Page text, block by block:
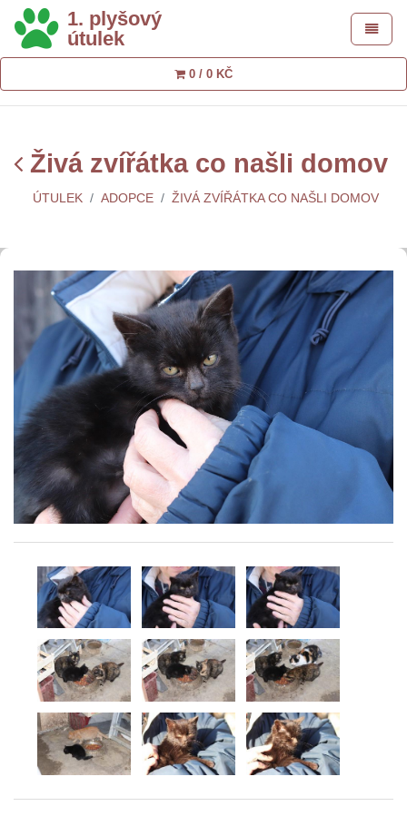
1. plyšový
útulek
Toggle
0 / 0 KČ
Živá zvířátka co našli domov
ÚTULEK ADOPCE ŽIVÁ ZVÍŘÁTKA CO NAŠLI DOMOV